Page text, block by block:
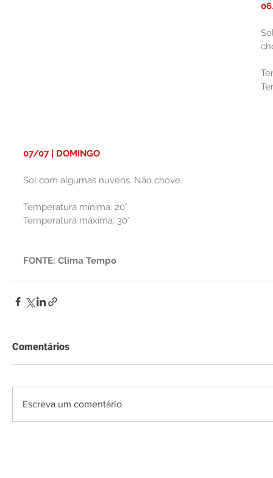
07/07 | DOMINGO
Sol com algumas nuvens. Não chove.
Temperatura mínima: 20°
Temperatura máxima: 30°
FONTE: Clima Tempo
Comentários
Escreva um comentário